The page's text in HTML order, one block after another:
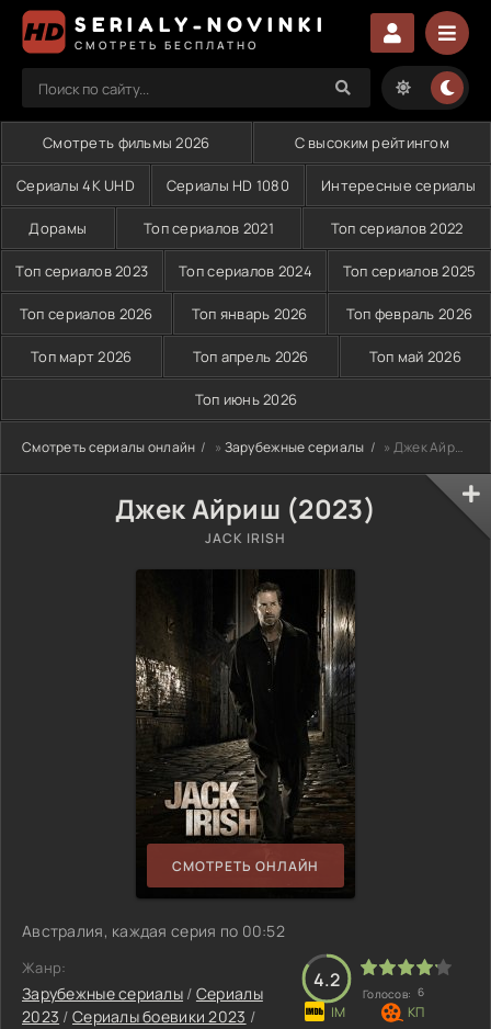
SERIALY-NOVINKI
СМОТРЕТЬ БЕСПЛАТНО
Смотреть фильмы 2026 С высоким рейтингом
Сериалы 4K UHD Сериалы HD 1080 Интересные сериалы
Дорамы Топ сериалов 2021 Топ сериалов 2022
Топ сериалов 2023 Топ сериалов 2024 Топ сериалов 2025
Топ сериалов 2026 Топ январь 2026 Топ февраль 2026
Топ март 2026 Топ апрель 2026 Топ май 2026
Топ июнь 2026
Смотреть сериалы онлайн » Зарубежные сериалы » Джек Айриш (2023)
Джек Айриш (2023)
JACK IRISH
СМОТРЕТЬ ОНЛАЙН
Австралия, каждая серия по 00:52
Жанр:
Зарубежные сериалы / Сериалы
2023 / Сериалы боевики 2023 /
4.2
Голосов: 6